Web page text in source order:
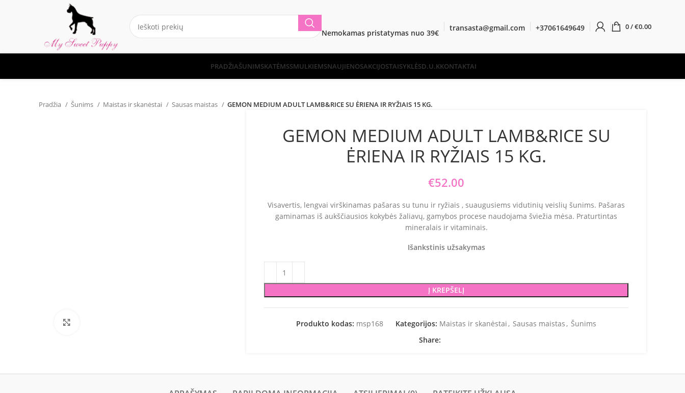
Nemokamas pristatymas nuo 39€
transasta@gmail.com +37061649649 0/€0.00
PRADŽIAŠUNIMSKATĖMSSMULKIEMSNAUJIENOSAKCIJOSTAISYKLĖSD.U.KKONTAKTAI
Pradžia Šunims Maistas ir skanėstai Sausas maistas GEMON MEDIUM ADULT LAMB&RICE SU ĖRIENA IR RYŽIAIS 15 KG.
GEMON MEDIUM ADULT LAMB&RICE SU
ĖRIENA IR RYŽIAIS 15 KG.
€52.00
Visavertis, lengvai virškinamas pašaras su tunu ir ryžiais , suaugusiems vidutinių veislių šunims. Pašaras
gaminamas iš aukščiausios kokybės žaliavų, gamybos procese naudojama šviežia mėsa. Praturtintas
mineralais ir vitaminais.
Išankstinis užsakymas
Į KREPŠELĮ
Produkto kodas: msp168 Kategorijos: Maistas ir skanėstai , Sausas maistas , Šunims
Share: